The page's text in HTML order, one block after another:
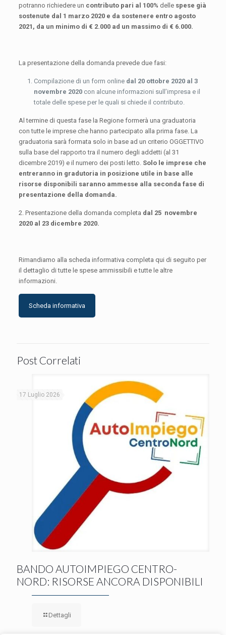
potranno richiedere un contributo pari al 100% delle spese già
sostenute dal 1 marzo 2020 e da sostenere entro agosto
2021, da un minimo di € 2.000 ad un massimo di € 6.000.
La presentazione della domanda prevede due fasi:
Compilazione di un form online dal 20 ottobre 2020 al 3
novembre 2020con alcune informazioni sull’impresa e il
totale delle spese per le quali si chiede il contributo.
Al termine di questa fase la Regione formerà una graduatoria
con tutte le imprese che hanno partecipato alla prima fase. La
graduatoria sarà formata solo in base ad un criterio OGGETTIVO
sulla base del rapporto tra il numero degli addetti (al 31
dicembre 2019) e il numero dei posti letto. Solo le imprese che
entreranno in gradutoria in posizione utile in base alle
risorse disponibili saranno ammesse alla seconda fase di
presentazione della domanda.
2. Presentazione della domanda completa dal 25 novembre
2020 al 23 dicembre 2020.
Rimandiamo alla scheda informativa completa qui di seguito per
il dettaglio di tutte le spese ammissibili e tutte le altre
informazioni.
Scheda informativa
Post Correlati
17 Luglio 2026
BANDO AUTOIMPIEGO CENTRO-
NORD: RISORSE ANCORA DISPONIBILI
Dettagli